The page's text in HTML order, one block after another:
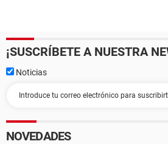
¡SUSCRÍBETE A NUESTRA
Noticias
NOVEDADES